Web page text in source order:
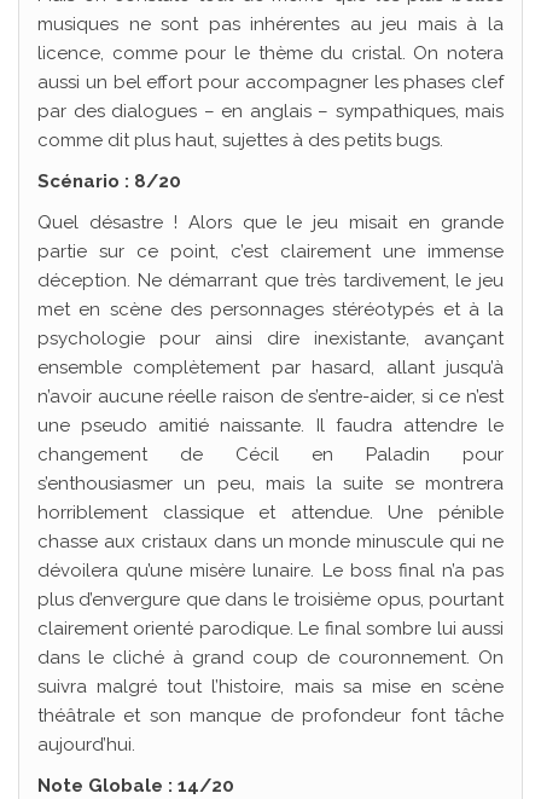
musiques ne sont pas inhérentes au jeu mais à la
licence, comme pour le thème du cristal. On notera
aussi un bel effort pour accompagner les phases clef
par des dialogues – en anglais – sympathiques, mais
comme dit plus haut, sujettes à des petits bugs.
Scénario : 8/20
Quel désastre ! Alors que le jeu misait en grande
partie sur ce point, c’est clairement une immense
déception. Ne démarrant que très tardivement, le jeu
met en scène des personnages stéréotypés et à la
psychologie pour ainsi dire inexistante, avançant
ensemble complètement par hasard, allant jusqu’à
n’avoir aucune réelle raison de s’entre-aider, si ce n’est
une pseudo amitié naissante. Il faudra attendre le
changement de Cécil en Paladin pour
s’enthousiasmer un peu, mais la suite se montrera
horriblement classique et attendue. Une pénible
chasse aux cristaux dans un monde minuscule qui ne
dévoilera qu’une misère lunaire. Le boss final n’a pas
plus d’envergure que dans le troisième opus, pourtant
clairement orienté parodique. Le final sombre lui aussi
dans le cliché à grand coup de couronnement. On
suivra malgré tout l’histoire, mais sa mise en scène
théâtrale et son manque de profondeur font tâche
aujourd’hui.
Note Globale : 14/20